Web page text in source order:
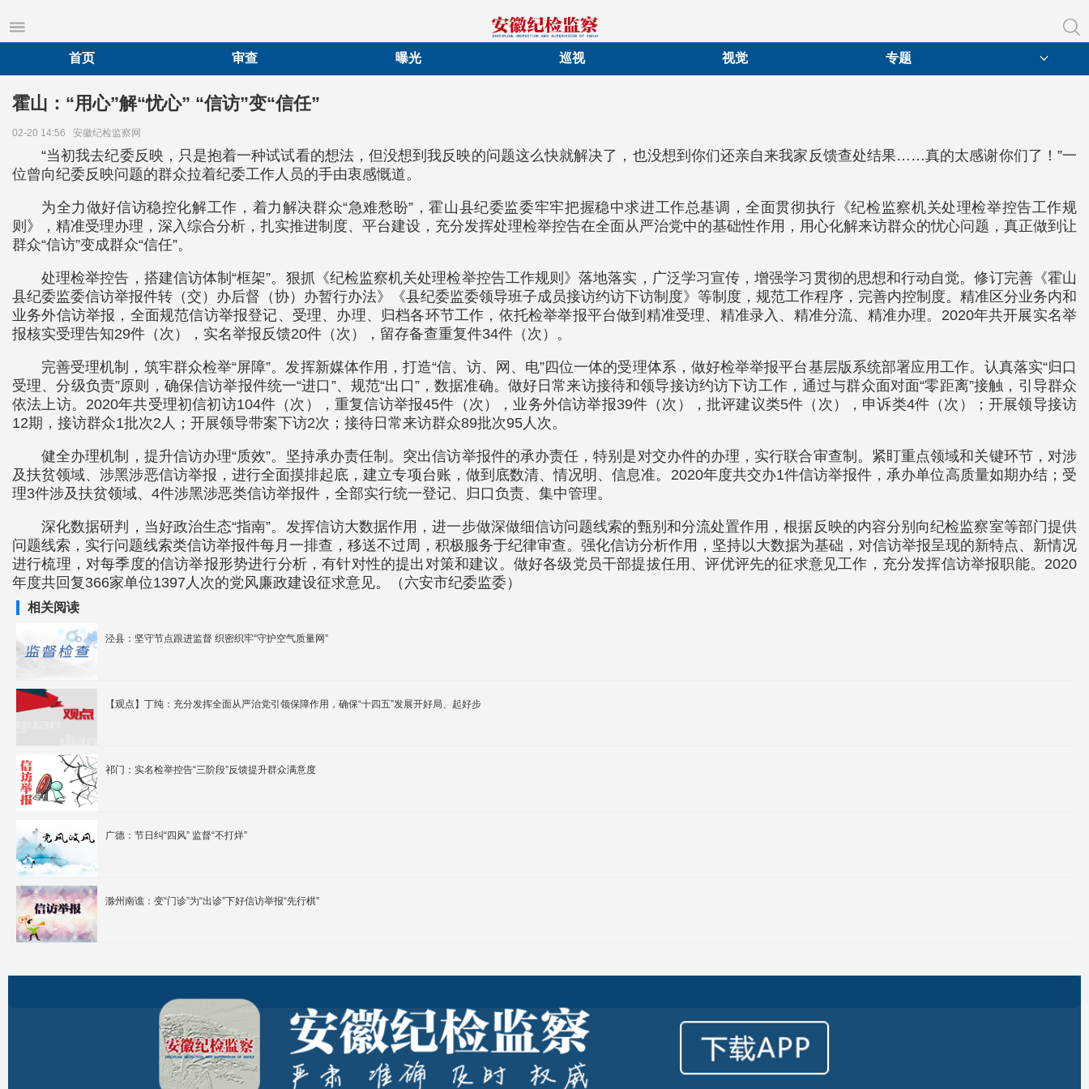
首页
审查 曝光 巡视 视觉 专题
霍山：“用心”解“忧心” “信访”变“信任”
02-20 14:56 安徽纪检监察网
“当初我去纪委反映，只是抱着一种试试看的想法，但没想到我反映的问题这么快就解决了，也没想到你们还亲自来我家反馈查处结果……真的太感谢你们了！”一
位曾向纪委反映问题的群众拉着纪委工作人员的手由衷感慨道。
为全力做好信访稳控化解工作，着力解决群众“急难愁盼”，霍山县纪委监委牢牢把握稳中求进工作总基调，全面贯彻执行《纪检监察机关处理检举控告工作规
则》，精准受理办理，深入综合分析，扎实推进制度、平台建设，充分发挥处理检举控告在全面从严治党中的基础性作用，用心化解来访群众的忧心问题，真正做到让
群众“信访”变成群众“信任”。
处理检举控告，搭建信访体制“框架”。狠抓《纪检监察机关处理检举控告工作规则》落地落实，广泛学习宣传，增强学习贯彻的思想和行动自觉。修订完善《霍山
县纪委监委信访举报件转（交）办后督（协）办暂行办法》《县纪委监委领导班子成员接访约访下访制度》等制度，规范工作程序，完善内控制度。精准区分业务内和
业务外信访举报，全面规范信访举报登记、受理、办理、归档各环节工作，依托检举举报平台做到精准受理、精准录入、精准分流、精准办理。2020年共开展实名举
报核实受理告知29件（次），实名举报反馈20件（次），留存备查重复件34件（次）。
完善受理机制，筑牢群众检举“屏障”。发挥新媒体作用，打造“信、访、网、电”四位一体的受理体系，做好检举举报平台基层版系统部署应用工作。认真落实“归口
受理、分级负责”原则，确保信访举报件统一“进口”、规范“出口”，数据准确。做好日常来访接待和领导接访约访下访工作，通过与群众面对面“零距离”接触，引导群众
依法上访。2020年共受理初信初访104件（次），重复信访举报45件（次），业务外信访举报39件（次），批评建议类5件（次），申诉类4件（次）；开展领导接访
12期，接访群众1批次2人；开展领导带案下访2次；接待日常来访群众89批次95人次。
健全办理机制，提升信访办理“质效”。坚持承办责任制。突出信访举报件的承办责任，特别是对交办件的办理，实行联合审查制。紧盯重点领域和关键环节，对涉
及扶贫领域、涉黑涉恶信访举报，进行全面摸排起底，建立专项台账，做到底数清、情况明、信息准。2020年度共交办1件信访举报件，承办单位高质量如期办结；受
理3件涉及扶贫领域、4件涉黑涉恶类信访举报件，全部实行统一登记、归口负责、集中管理。
深化数据研判，当好政治生态“指南”。发挥信访大数据作用，进一步做深做细信访问题线索的甄别和分流处置作用，根据反映的内容分别向纪检监察室等部门提供
问题线索，实行问题线索类信访举报件每月一排查，移送不过周，积极服务于纪律审查。强化信访分析作用，坚持以大数据为基础，对信访举报呈现的新特点、新情况
进行梳理，对每季度的信访举报形势进行分析，有针对性的提出对策和建议。做好各级党员干部提拔任用、评优评先的征求意见工作，充分发挥信访举报职能。2020
年度共回复366家单位1397人次的党风廉政建设征求意见。（六安市纪委监委）
相关阅读
泾县：坚守节点跟进监督 织密织牢“守护空气质量网”
【观点】丁纯：充分发挥全面从严治党引领保障作用，确保“十四五”发展开好局、起好步
祁门：实名检举控告“三阶段”反馈提升群众满意度
广德：节日纠“四风” 监督“不打烊”
滁州南谯：变“门诊”为“出诊”下好信访举报“先行棋”